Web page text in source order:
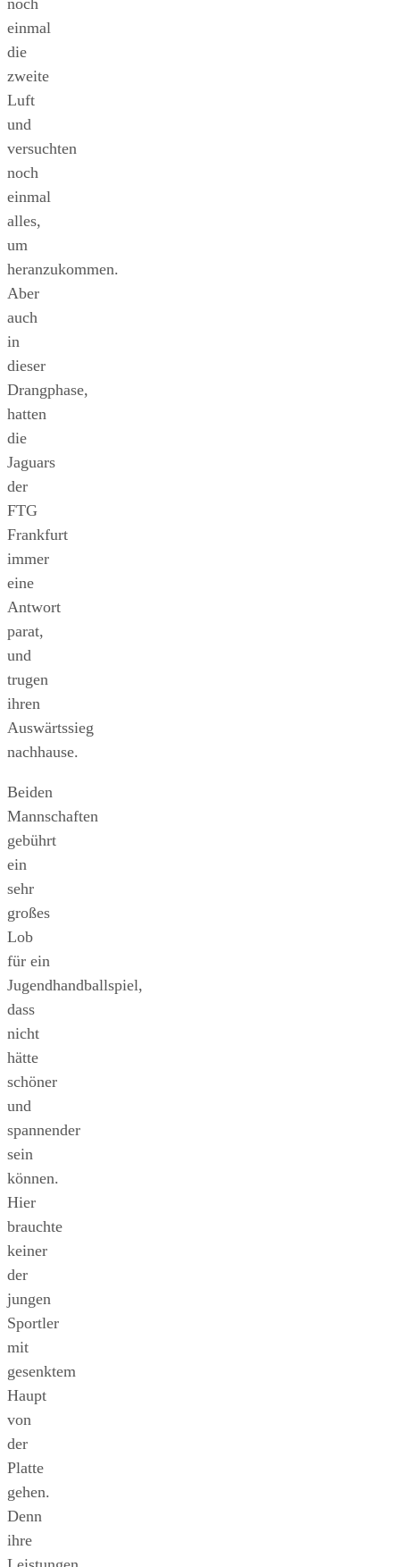
einmal
die
zweite
Luft
und
versuchten
noch
einmal
alles,
um
heranzukommen.
Aber
auch
in
dieser
Drangphase,
hatten
die
Jaguars
der
FTG
Frankfurt
immer
eine
Antwort
parat,
und
trugen
ihren
Auswärtssieg
nachhause.
Beiden
Mannschaften
gebührt
ein
sehr
großes
Lob
für ein
Jugendhandballspiel,
dass
nicht
hätte
schöner
und
spannender
sein
können.
Hier
brauchte
keiner
der
jungen
Sportler
mit
gesenktem
Haupt
von
der
Platte
gehen.
Denn
ihre